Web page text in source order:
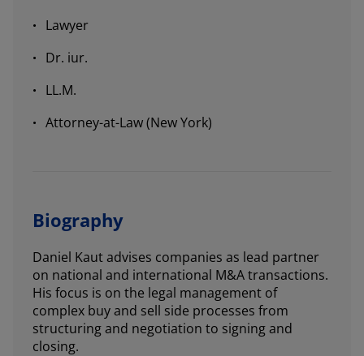
Lawyer
Dr. iur.
LL.M.
Attorney-at-Law (New York)
Biography
Daniel Kaut advises companies as lead partner
on national and international M&A transactions.
His focus is on the legal management of
complex buy and sell side processes from
structuring and negotiation to signing and
closing.